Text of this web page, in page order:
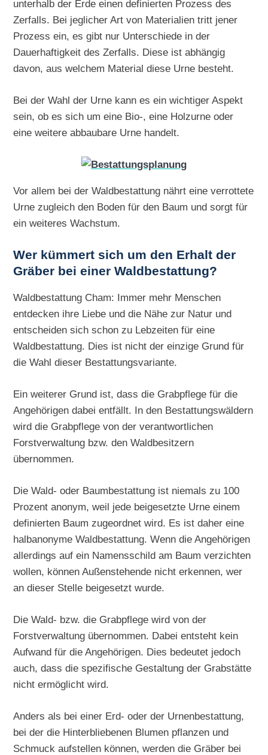
unterhalb der Erde einen definierten Prozess des
Zerfalls. Bei jeglicher Art von Materialien tritt jener
Prozess ein, es gibt nur Unterschiede in der
Dauerhaftigkeit des Zerfalls. Diese ist abhängig
davon, aus welchem Material diese Urne besteht.
Bei der Wahl der Urne kann es ein wichtiger Aspekt
sein, ob es sich um eine Bio-, eine Holzurne oder
eine weitere abbaubare Urne handelt.
Vor allem bei der Waldbestattung nährt eine verrottete
Urne zugleich den Boden für den Baum und sorgt für
ein weiteres Wachstum.
Wer kümmert sich um den Erhalt der
Gräber bei einer Waldbestattung?
Waldbestattung Cham: Immer mehr Menschen
entdecken ihre Liebe und die Nähe zur Natur und
entscheiden sich schon zu Lebzeiten für eine
Waldbestattung. Dies ist nicht der einzige Grund für
die Wahl dieser Bestattungsvariante.
Ein weiterer Grund ist, dass die Grabpflege für die
Angehörigen dabei entfällt. In den Bestattungswäldern
wird die Grabpflege von der verantwortlichen
Forstverwaltung bzw. den Waldbesitzern
übernommen.
Die Wald- oder Baumbestattung ist niemals zu 100
Prozent anonym, weil jede beigesetzte Urne einem
definierten Baum zugeordnet wird. Es ist daher eine
halbanonyme Waldbestattung. Wenn die Angehörigen
allerdings auf ein Namensschild am Baum verzichten
wollen, können Außenstehende nicht erkennen, wer
an dieser Stelle beigesetzt wurde.
Die Wald- bzw. die Grabpflege wird von der
Forstverwaltung übernommen. Dabei entsteht kein
Aufwand für die Angehörigen. Dies bedeutet jedoch
auch, dass die spezifische Gestaltung der Grabstätte
nicht ermöglicht wird.
Anders als bei einer Erd- oder der Urnenbestattung,
bei der die Hinterbliebenen Blumen pflanzen und
Schmuck aufstellen können, werden die Gräber bei